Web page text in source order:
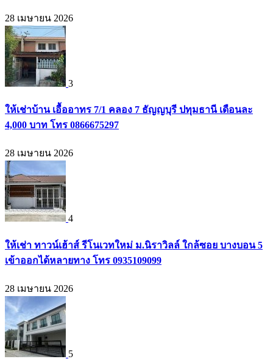
28 เมษายน 2026
3
ให้เช่าบ้าน เอื้ออาทร 7/1 คลอง 7 ธัญญบุรี ปทุมธานี เดือนละ
4,000 บาท โทร 0866675297
28 เมษายน 2026
4
ให้เช่า ทาวน์เฮ้าส์ รีโนเวทใหม่ ม.นิราวิลล์ ใกล้ซอย บางบอน 5
เข้าออกได้หลายทาง โทร 0935109099
28 เมษายน 2026
5